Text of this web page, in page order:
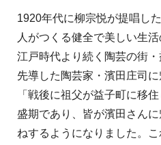
1920年代に柳宗悦が提唱し
人がつくる健全で美しい生
江戸時代より続く陶芸の街
先導した陶芸家・濱田庄司に
「戦後に祖父が益子町に移
盛期であり、皆が濱田さん
ねするようになりました。